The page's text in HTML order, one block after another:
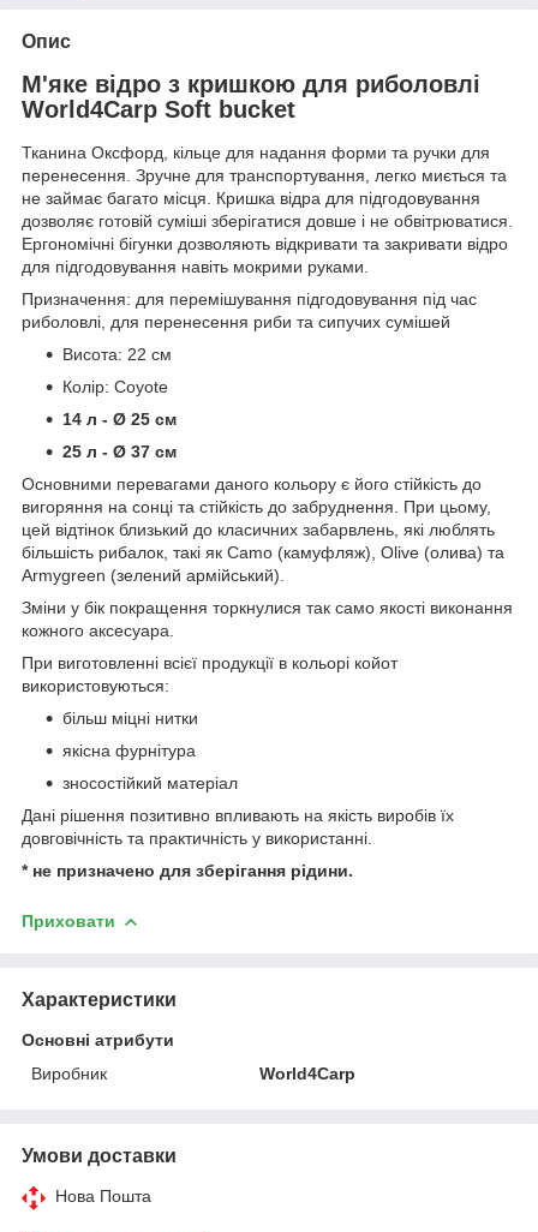
Опис
М'яке відро з кришкою для риболовлі
World4Carp Soft bucket
Тканина Оксфорд, кільце для надання форми та ручки для
перенесення. Зручне для транспортування, легко миється та
не займає багато місця. Кришка відра для підгодовування
дозволяє готовій суміші зберігатися довше і не обвітрюватися.
Ергономічні бігунки дозволяють відкривати та закривати відро
для підгодовування навіть мокрими руками.
Призначення: для перемішування підгодовування під час
риболовлі, для перенесення риби та сипучих сумішей
Висота: 22 см
Колір: Coyote
14 л - Ø 25 см
25 л - Ø 37 см
Основними перевагами даного кольору є його стійкість до
вигоряння на сонці та стійкість до забруднення. При цьому,
цей відтінок близький до класичних забарвлень, які люблять
більшість рибалок, такі як Camo (камуфляж), Olive (олива) та
Armygreen (зелений армійський).
Зміни у бік покращення торкнулися так само якості виконання
кожного аксесуара.
При виготовленні всієї продукції в кольорі койот
використовуються:
більш міцні нитки
якісна фурнітура
зносостійкий матеріал
Дані рішення позитивно впливають на якість виробів їх
довговічність та практичність у використанні.
* не призначено для зберігання рідини.
Приховати
Характеристики
Основні атрибути
Виробник
World4Carp
Умови доставки
Нова Пошта